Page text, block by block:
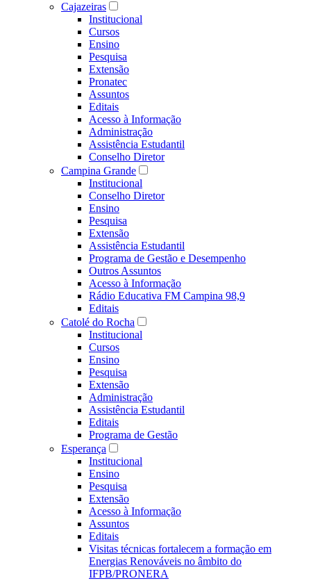
Cajazeiras
Institucional
Cursos
Ensino
Pesquisa
Extensão
Pronatec
Assuntos
Editais
Acesso à Informação
Administração
Assistência Estudantil
Conselho Diretor
Campina Grande
Institucional
Conselho Diretor
Ensino
Pesquisa
Extensão
Assistência Estudantil
Programa de Gestão e Desempenho
Outros Assuntos
Acesso à Informação
Rádio Educativa FM Campina 98,9
Editais
Catolé do Rocha
Institucional
Cursos
Ensino
Pesquisa
Extensão
Administração
Assistência Estudantil
Editais
Programa de Gestão
Esperança
Institucional
Ensino
Pesquisa
Extensão
Acesso à Informação
Assuntos
Editais
Visitas técnicas fortalecem a formação em
Energias Renováveis no âmbito do
IFPB/PRONERA